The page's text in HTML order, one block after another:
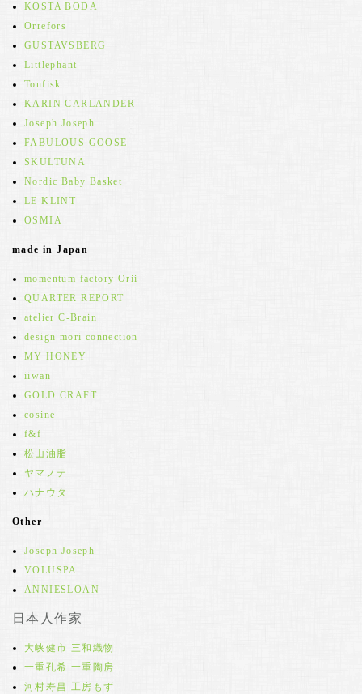
KOSTA BODA
Orrefors
GUSTAVSBERG
Littlephant
Tonfisk
KARIN CARLANDER
Joseph Joseph
FABULOUS GOOSE
SKULTUNA
Nordic Baby Basket
LE KLINT
OSMIA
made in Japan
momentum factory Orii
QUARTER REPORT
atelier C-Brain
design mori connection
MY HONEY
iiwan
GOLD CRAFT
cosine
f&f
松山油脂
ヤマノテ
ハナウタ
Other
Joseph Joseph
VOLUSPA
ANNIESLOAN
日本人作家
大峡健市 三和織物
一重孔希 一重陶房
河村寿昌 工房もず